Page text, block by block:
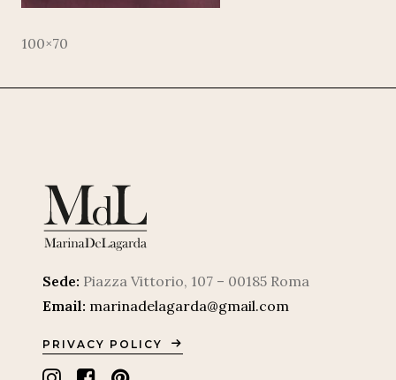
100×70
Sede: Piazza Vittorio, 107 – 00185 Roma
Email: marinadelagarda@gmail.com
PRIVACY POLICY